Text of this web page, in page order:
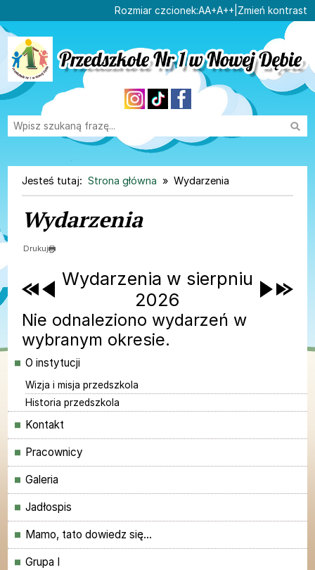
Przejdź do głównej treści Przejdź do wyszukiwarki
Rozmiar czcionek:Ustaw domyślną
AUstaw większą
A+Ustaw największą
A++ Zmień kontrast
« »
1
Jesteś tutaj: Strona główna Wydarzenia
Wydarzenia
Drukuj
Sprawdź poprzedni rok
Sprawdź poprzedni miesiąc
Wydarzenia w sierpniu
2026
Nie odnaleziono wydarzeń w
wybranym okresie.
Menu główne
O instytucji
Wizja i misja przedszkola
Historia przedszkola
Kontakt
Pracownicy
Galeria
Jadłospis
Mamo, tato dowiedz się...
Grupa I